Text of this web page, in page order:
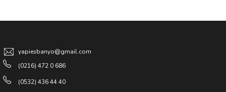
yapiesbanyo@gmail.com
(0216) 472 0 686
(0532) 436 44 40